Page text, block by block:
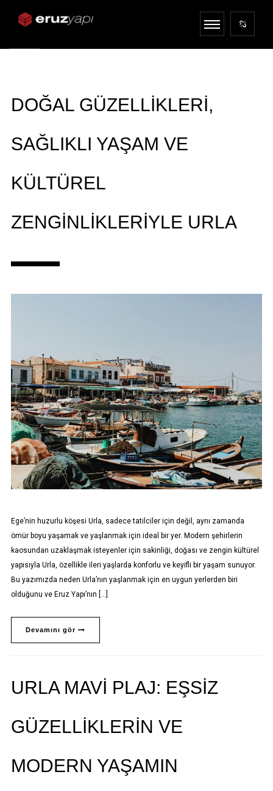
DOĞAL GÜZELLIKLERI,
SAĞLIKLI YAŞAM VE
KÜLTÜREL
ZENGINLIKLERIYLE URLA
Ege’nin huzurlu köşesi Urla, sadece tatilciler için değil, aynı zamanda
ömür boyu yaşamak ve yaşlanmak için ideal bir yer. Modern şehirlerin
kaosundan uzaklaşmak isteyenler için sakinliği, doğası ve zengin kültürel
yapısıyla Urla, özellikle ileri yaşlarda konforlu ve keyifli bir yaşam sunuyor.
Bu yazımızda neden Urla’nın yaşlanmak için en uygun yerlerden biri
olduğunu ve Eruz Yapı’nın […]
Devamını gör
URLA MAVI PLAJ: EŞSIZ
GÜZELLIKLERIN VE
MODERN YAŞAMIN